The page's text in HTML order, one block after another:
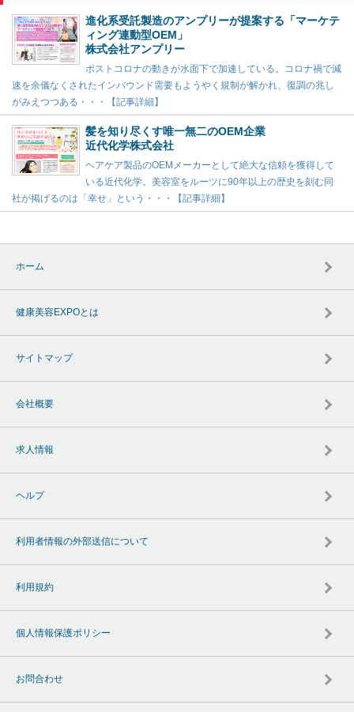
進化系受託製造のアンプリーが提案する「マーケテ
ィング連動型OEM」
株式会社アンプリー
ポストコロナの動きが水面下で加速している。コロナ禍で減
速を余儀なくされたインバウンド需要もようやく規制が解かれ、復調の兆し
がみえつつある・・・【記事詳細】
髪を知り尽くす唯一無二のOEM企業
近代化学株式会社
ヘアケア製品のOEMメーカーとして絶大な信頼を獲得して
いる近代化学。美容室をルーツに90年以上の歴史を刻む同
社が掲げるのは「幸せ」という・・・【記事詳細】
ホーム
健康美容EXPOとは
サイトマップ
会社概要
求人情報
ヘルプ
利用者情報の外部送信について
利用規約
個人情報保護ポリシー
お問合わせ